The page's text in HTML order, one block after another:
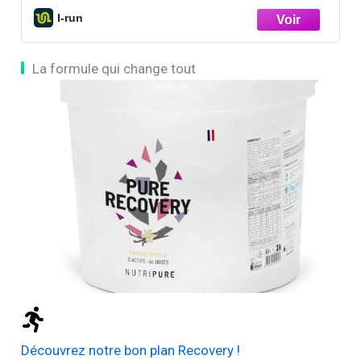
I-run
La formule qui change tout
Découvrez notre bon plan Recovery !